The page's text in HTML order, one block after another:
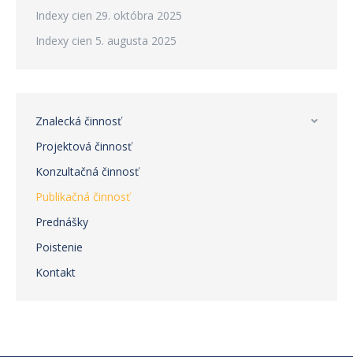
Indexy cien 29. októbra 2025
Indexy cien 5. augusta 2025
Znalecká činnosť
Projektová činnosť
Konzultačná činnosť
Publikačná činnosť
Prednášky
Poistenie
Kontakt